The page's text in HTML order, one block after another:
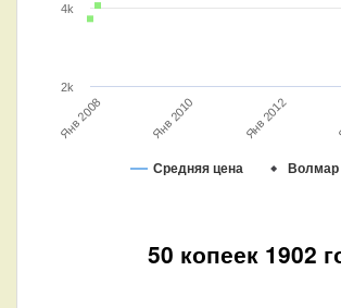
Средняя цена Волмар
Янв 2008 Янв 2010 Янв 2012
4k
2k
50 копеек 1902